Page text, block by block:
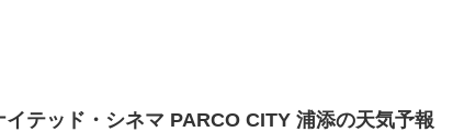
イテッド・シネマ PARCO CITY 浦添の天気予報